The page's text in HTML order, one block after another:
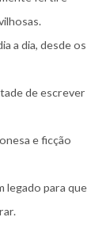
a dia, desde os
de escrever
e ficção
legado para que